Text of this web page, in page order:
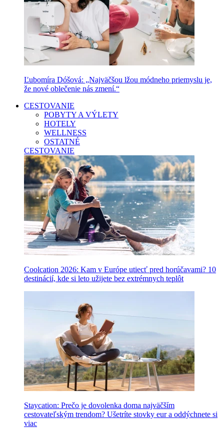
Ľubomíra Dóšová: „Najväčšou lžou módneho priemyslu je,
že nové oblečenie nás zmení.“
CESTOVANIE
POBYTY A VÝLETY
HOTELY
WELLNESS
OSTATNÉ
CESTOVANIE
Coolcation 2026: Kam v Európe utiecť pred horúčavami? 10
destinácií, kde si leto užijete bez extrémnych teplôt
Staycation: Prečo je dovolenka doma najväčším
cestovateľským trendom? Ušetríte stovky eur a oddýchnete si
viac